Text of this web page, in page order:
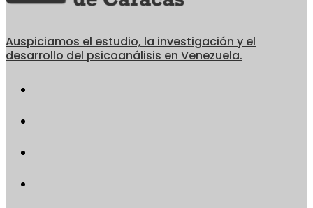
Auspiciamos el estudio, la investigación y el
desarrollo del psicoanálisis en Venezuela.